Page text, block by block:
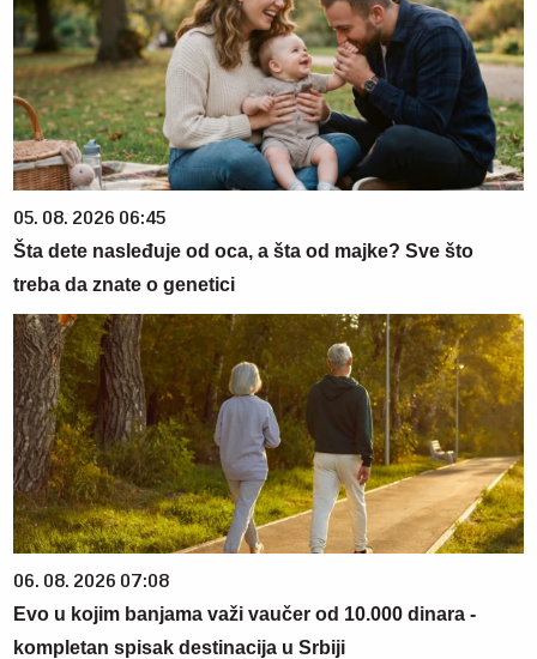
05. 08. 2026 06:45
Šta dete nasleđuje od oca, a šta od majke? Sve što
treba da znate o genetici
06. 08. 2026 07:08
Evo u kojim banjama važi vaučer od 10.000 dinara -
kompletan spisak destinacija u Srbiji